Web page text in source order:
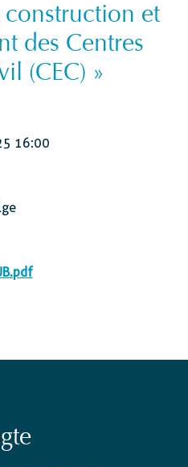
et
des Centres
(CEC) »
16:00